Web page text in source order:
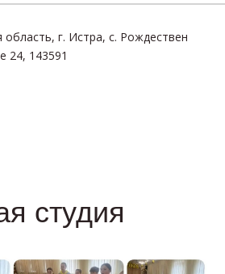
область, г. Истра, с. Рождествен
24, 143591
студия